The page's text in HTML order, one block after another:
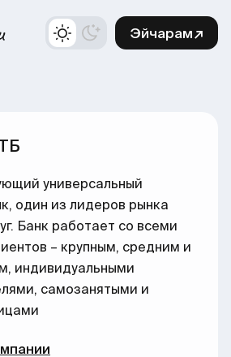
Эйчарам↗
универсальный
один из лидеров рынка
Банк работает со всеми
– крупным, средним и
индивидуальными
самозанятыми и